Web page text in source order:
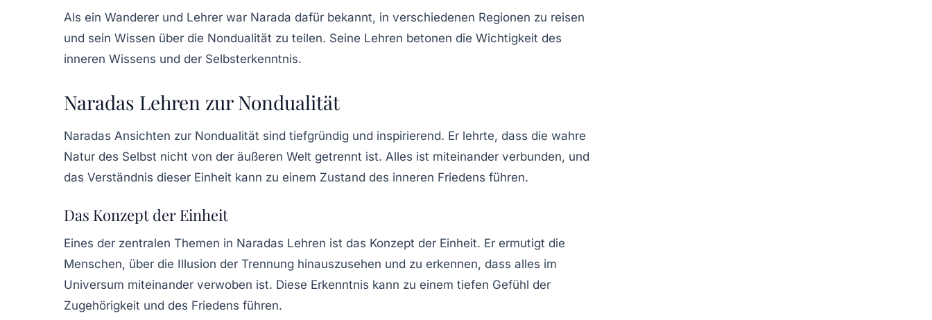
Als ein Wanderer und Lehrer war Narada dafür bekannt, in verschiedenen Regionen zu reisen
und sein Wissen über die Nondualität zu teilen. Seine Lehren betonen die Wichtigkeit des
inneren Wissens und der Selbsterkenntnis.
Naradas Lehren zur Nondualität
Naradas Ansichten zur Nondualität sind tiefgründig und inspirierend. Er lehrte, dass die wahre
Natur des Selbst nicht von der äußeren Welt getrennt ist. Alles ist miteinander verbunden, und
das Verständnis dieser Einheit kann zu einem Zustand des inneren Friedens führen.
Das Konzept der Einheit
Eines der zentralen Themen in Naradas Lehren ist das Konzept der Einheit. Er ermutigt die
Menschen, über die Illusion der Trennung hinauszusehen und zu erkennen, dass alles im
Universum miteinander verwoben ist. Diese Erkenntnis kann zu einem tiefen Gefühl der
Zugehörigkeit und des Friedens führen.